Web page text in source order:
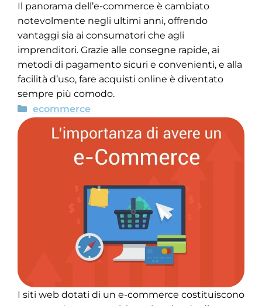
Il panorama dell’e-commerce è cambiato
notevolmente negli ultimi anni, offrendo
vantaggi sia ai consumatori che agli
imprenditori. Grazie alle consegne rapide, ai
metodi di pagamento sicuri e convenienti, e alla
facilità d’uso, fare acquisti online è diventato
sempre più comodo.
ecommerce
I siti web dotati di un e-commerce costituiscono